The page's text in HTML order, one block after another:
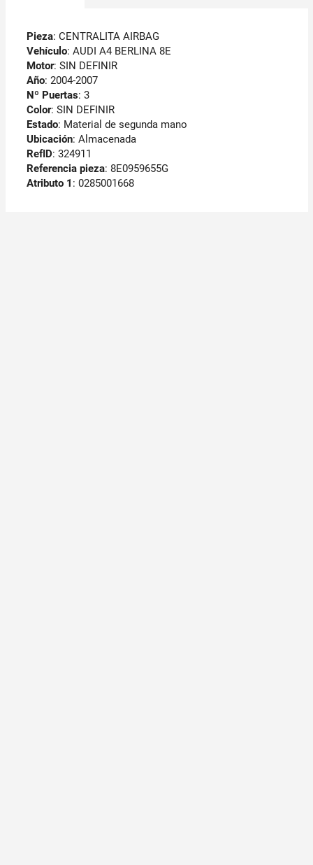
Pieza: CENTRALITA AIRBAG
Vehículo: AUDI A4 BERLINA 8E
Motor: SIN DEFINIR
Año: 2004-2007
Nº Puertas: 3
Color: SIN DEFINIR
Estado: Material de segunda mano
Ubicación: Almacenada
RefID: 324911
Referencia pieza: 8E0959655G
Atributo 1 : 0285001668